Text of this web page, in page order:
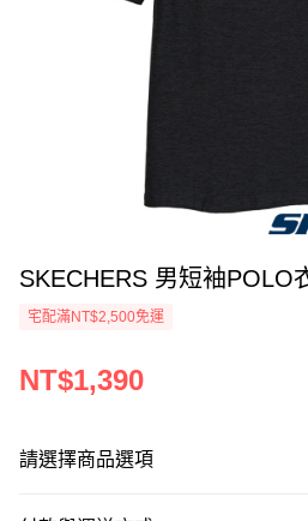
SKECHERS 男短袖POLO
宅配滿NT$2,500免運
NT$1,390
請選擇商品選項